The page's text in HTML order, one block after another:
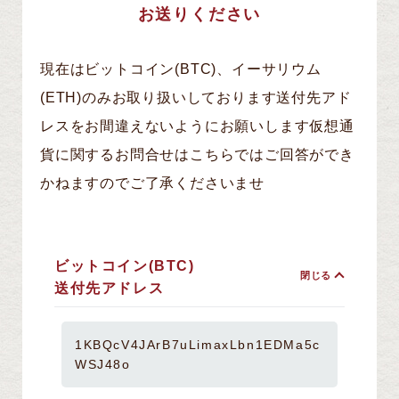
お送りください
現在はビットコイン(BTC)、イーサリウム
(ETH)のみお取り扱いしております送付先アド
レスをお間違えないようにお願いします仮想通
貨に関するお問合せはこちらではご回答ができ
かねますのでご了承くださいませ
ビットコイン(BTC)
送付先アドレス
1KBQcV4JArB7uLimaxLbn1EDMa5c
WSJ48o